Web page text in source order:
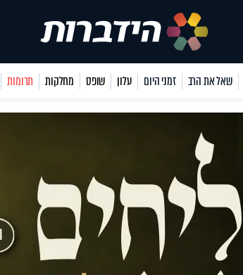
שאל את הרב זמני היום עלון שופס מחלקות תרומות